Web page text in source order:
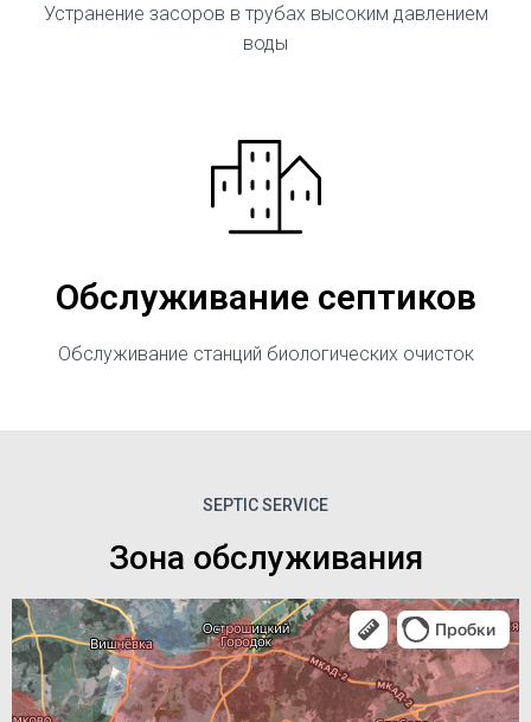
Устранение засоров в трубах высоким давлением
воды
Обслуживание септиков
Обслуживание станций биологических очисток
SEPTIC SERVICE
Зона обслуживания